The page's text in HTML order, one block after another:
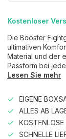
Kostenloser
Die Booster
ultimativen
Material und der
Passform bei
Lesen Sie mehr
EIGENE
ALLES AB
KOSTENLOSE
SCHNELLE